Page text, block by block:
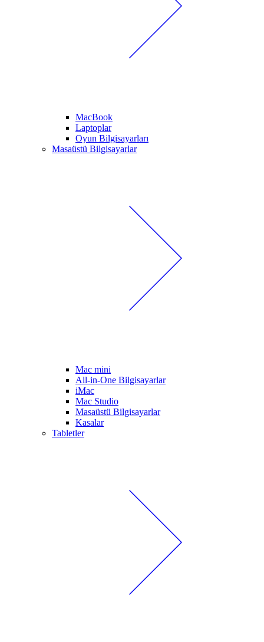
MacBook
Laptoplar
Oyun Bilgisayarları
Masaüstü Bilgisayarlar
Mac mini
All-in-One Bilgisayarlar
iMac
Mac Studio
Masaüstü Bilgisayarlar
Kasalar
Tabletler